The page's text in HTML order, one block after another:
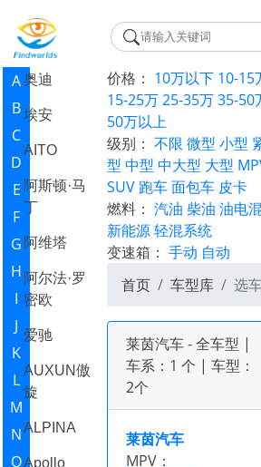
A
B
C
D
E
F
G
H
I
J
K
L
M
N
O
奥迪
埃安
AITO
阿斯顿·马
丁
阿维塔
阿尔法·罗
密欧
爱驰
AUXUN傲
旋
ALPINA
Apollo
价格： 10万以下 10-15
15-25万 25-35万 35-50
50万以上
级别： 不限 微型 小型
型 中型 中大型 大型
SUV 跑车 面包车 皮卡
燃料： 汽油 柴油 油电
新能源 轻混系统
变速箱： 手动 自动
首页
车型库 选
莱茵汽车 - 全车型 |
车系：1 个 | 车型：
2个
莱茵汽车
MPV：